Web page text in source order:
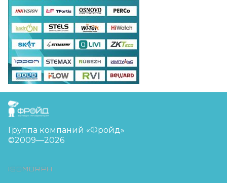
FreudGroup
Группа компаний «Фройд»
©2009—2026
ISOMORPH